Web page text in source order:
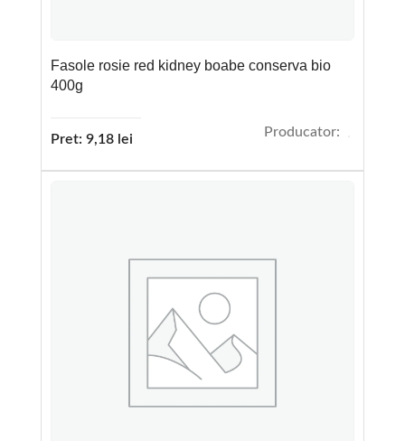
Fasole rosie red kidney boabe conserva bio
400g
Pret: 9,18 lei Producator: